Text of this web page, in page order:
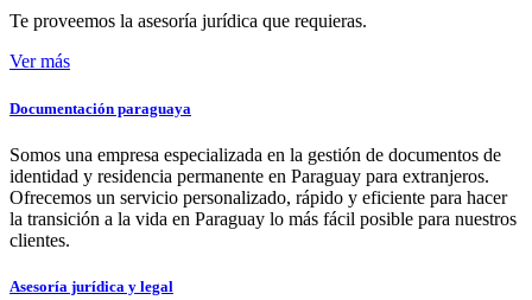
Te proveemos la asesoría jurídica que requieras.
Ver más
Documentación paraguaya
Somos una empresa especializada en la gestión de documentos de
identidad y residencia permanente en Paraguay para extranjeros.
Ofrecemos un servicio personalizado, rápido y eficiente para hacer
la transición a la vida en Paraguay lo más fácil posible para nuestros
clientes.
Asesoría jurídica y legal